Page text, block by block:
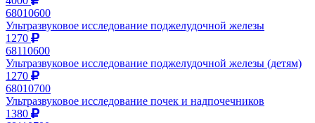
68010600
Ультразвуковое исследование поджелудочной железы
1270
68110600
Ультразвуковое исследование поджелудочной железы (детям)
1270
68010700
Ультразвуковое исследование почек и надпочечников
1380